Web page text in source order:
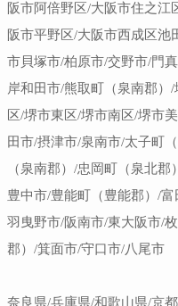
阪市阿倍野区/大阪市住之江
阪市平野区/大阪市西成区池
市貝塚市/柏原市/交野市/門
岸和田市/熊取町（泉南郡）
区/堺市東区/堺市南区/堺市
田市/摂津市/泉南市/太子町
（泉南郡）/忠岡町（泉北
豊中市/豊能町（豊能郡）/富
羽曳野市/阪南市/東大阪市/
郡）/箕面市/守口市/八尾市
奈良県/兵庫県/和歌山県/京